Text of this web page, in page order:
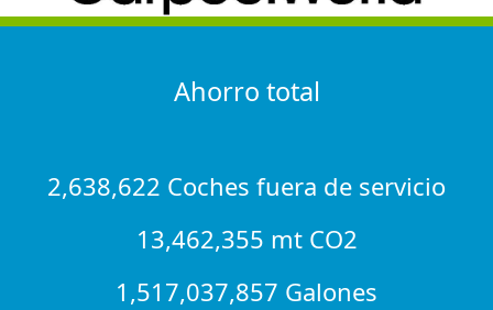
Ahorro total
2,638,622 Coches fuera de servicio
13,462,355 mt CO2
1,517,037,857 Galones